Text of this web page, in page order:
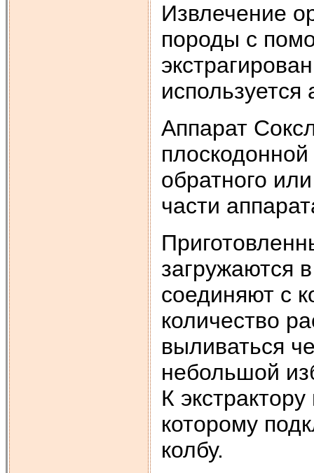
Извлечение
породы с
Аппарат
обратного
части
загружаются
соединяют с
количество
выливаться
небольшой
К
которому
колбу.